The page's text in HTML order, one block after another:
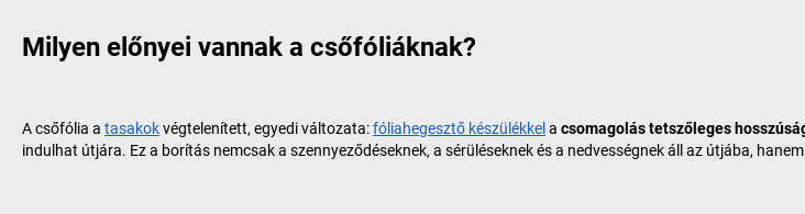
Milyen előnyei vannak a csőfóliáknak?
A csőfólia a tasakokvégtelenített, egyedi változata:fóliahegesztő készülékkel a csomagolás tetszőleges
indulhat útjára. Ez a borítás nemcsak a szennyeződéseknek, a sérüléseknek és a nedvességnek áll az útjába,